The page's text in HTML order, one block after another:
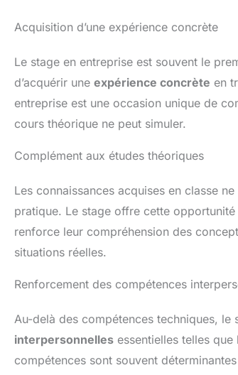
Acquisition d’une expérience concrète
Le stage en entreprise est souvent le
d’acquérir une expérience concrète en
entreprise est une occasion unique de
cours théorique ne peut simuler.
Complément aux études théoriques
Les connaissances acquises en classe
pratique. Le stage offre cette
renforce leur compréhension des
situations réelles.
Renforcement des compétences
Au-delà des compétences techniques,
interpersonnelles essentielles telles
compétences sont souvent